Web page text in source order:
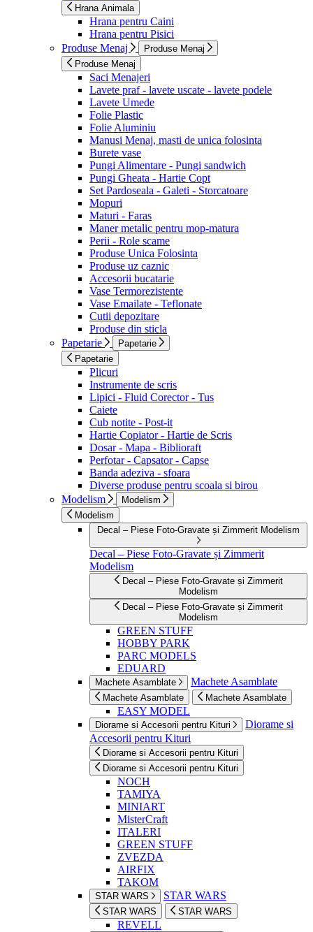
Hrana Animala
Hrana pentru Caini
Hrana pentru Pisici
Produse Menaj
Produse Menaj
Produse Menaj
Saci Menajeri
Lavete praf - lavete uscate - lavete podele
Lavete Umede
Folie Plastic
Folie Aluminiu
Manusi Menaj, masti de unica folosinta
Burete vase
Pungi Alimentare - Pungi sandwich
Pungi Gheata - Hartie Copt
Set Pardoseala - Galeti - Storcatoare
Mopuri
Maturi - Faras
Maner metalic pentru mop-matura
Perii - Role scame
Produse Unica Folosinta
Produse uz caznic
Accesorii bucatarie
Vase Termorezistente
Vase Emailate - Teflonate
Cutii depozitare
Produse din sticla
Papetarie
Papetarie
Papetarie
Plicuri
Instrumente de scris
Lipici - Fluid Corector - Tus
Caiete
Cub notite - Post-it
Hartie Copiator - Hartie de Scris
Dosar - Mapa - Biblioraft
Perfotar - Capsator - Capse
Banda adeziva - sfoara
Diverse produse pentru scoala si birou
Modelism
Modelism
Modelism
Decal – Piese Foto-Gravate și Zimmerit Modelism
Decal – Piese Foto-Gravate și Zimmerit
Modelism
Decal – Piese Foto-Gravate și Zimmerit
Modelism
Decal – Piese Foto-Gravate și Zimmerit
Modelism
GREEN STUFF
HOBBY PARK
PARC MODELS
EDUARD
Machete Asamblate Machete Asamblate
Machete Asamblate Machete Asamblate
EASY MODEL
Diorame si Accesorii pentru Kituri
Diorame si
Accesorii pentru Kituri
Diorame si Accesorii pentru Kituri
Diorame si Accesorii pentru Kituri
NOCH
TAMIYA
MINIART
MisterCraft
ITALERI
GREEN STUFF
ZVEZDA
AIRFIX
TAKOM
STAR WARS STAR WARS
STAR WARS STAR WARS
REVELL